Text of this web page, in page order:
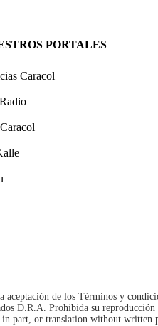
PORTALES
Caracol
aceptación de los Términos y
D.R.A. Prohibida su
part, or translation without written